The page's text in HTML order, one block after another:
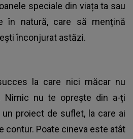
speciale din viața ta sau
în natură, care să mențină
înconjurat astăzi.
la care nici măcar nu
Nimic nu te oprește din a-ți
proiect de suflet, la care ai
contur. Poate cineva este atât